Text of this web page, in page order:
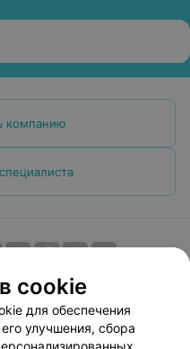
компанию
Размещение рекламы
Публичный договор
Способы оплаты
cookie
для обеспечения
улучшения, сбора